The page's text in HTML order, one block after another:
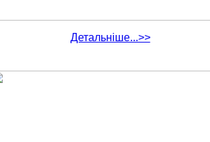
Детальніше...>>